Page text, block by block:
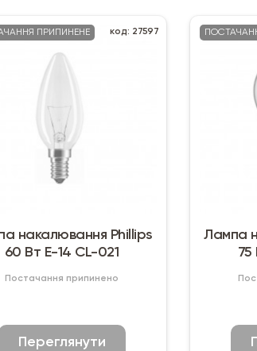
ПРИПИНЕНЕ код: 27597
накалювання Phillips
60 Вт Е-14 CL-021
Постачання припинено
Переглянути
Лампа
75